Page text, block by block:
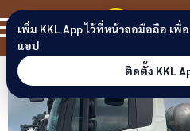
Skip to content
ขอน
เพิ่ม KKL App ไว้ที่หน้าจอมือถือ เพื่
แอป
ติดตั้ง KKL